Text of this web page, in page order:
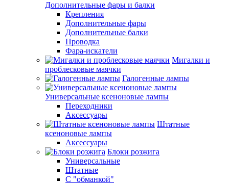
Дополнительные фары и балки
Крепления
Дополнительные фары
Дополнительные балки
Проводка
Фара-искатели
Мигалки и
проблесковые маячки
Галогенные лампы
Универсальные ксеноновые лампы
Переходники
Аксессуары
Штатные
ксеноновые лампы
Аксессуары
Блоки розжига
Универсальные
Штатные
С "обманкой"